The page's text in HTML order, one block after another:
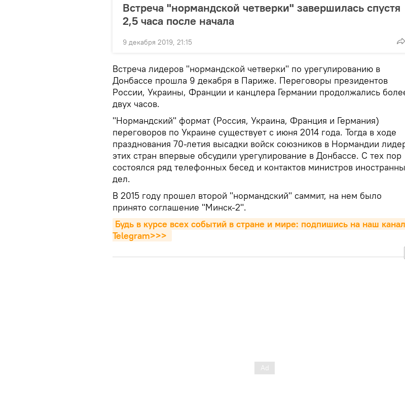
Встреча "нормандской четверки" завершилась спустя
2,5 часа после начала
9 декабря 2019, 21:15
Встреча лидеров "нормандской четверки" по урегулированию в
Донбассе прошла 9 декабря в Париже. Переговоры президентов
России, Украины, Франции и канцлера Германии продолжались
двух часов.
"Нормандский" формат (Россия, Украина, Франция и Германия)
переговоров по Украине существует с июня 2014 года. Тогда в ходе
празднования 70-летия высадки войск союзников в Нормандии
этих стран впервые обсудили урегулирование в Донбассе. С тех пор
состоялся ряд телефонных бесед и контактов министров
дел.
В 2015 году прошел второй "нормандский" саммит, на нем было
принято соглашение "Минск-2".
Будь в курсе всех событий в стране и мире: подпишись на наш
Telegram>>>